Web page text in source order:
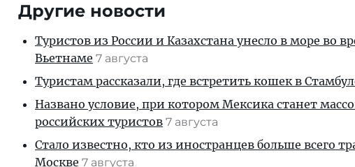
Другие новости
Туристов из России и Казахстана унесло в море во
Вьетнаме 7 августа
Туристам рассказали, где встретить кошек в
Названо условие, при котором Мексика станет
российских туристов 7 августа
Стало известно, кто из иностранцев больше всего
Москве 7 августа